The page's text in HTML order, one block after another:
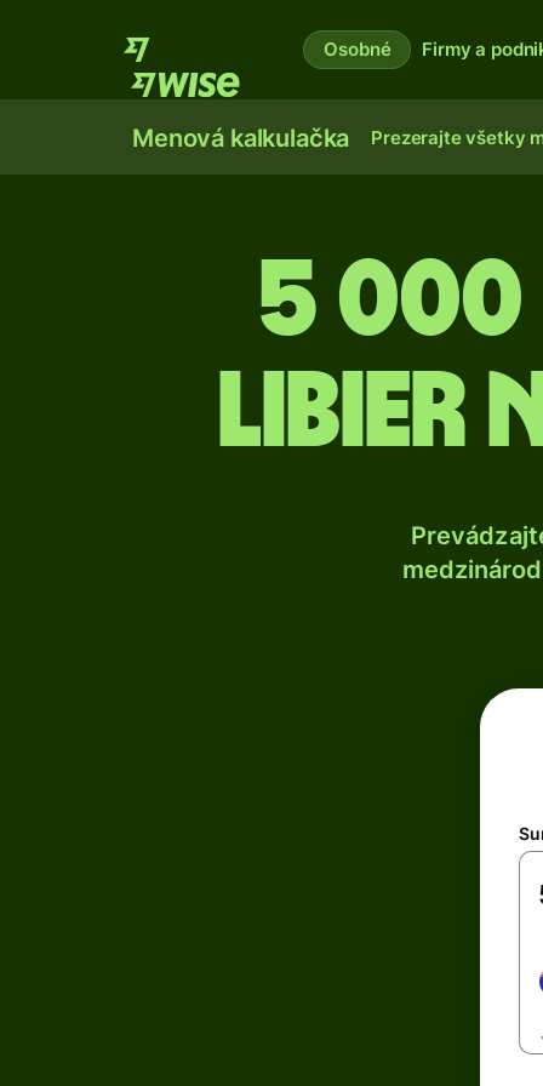
Osobné Firmy a
Menová kalkulačka Prezerajte všetky
5
libier